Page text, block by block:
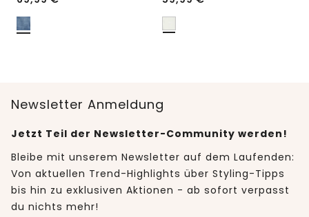
Newsletter Anmeldung
Jetzt Teil der Newsletter-Community werden!
Bleibe mit unserem Newsletter auf dem Laufenden:
Von aktuellen Trend-Highlights über Styling-Tipps
bis hin zu exklusiven Aktionen - ab sofort verpasst
du nichts mehr!